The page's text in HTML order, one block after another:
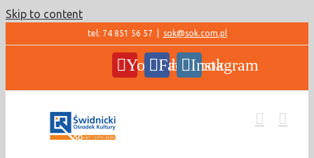
Skip to content
tel: 74 851 56 57 sok@sok.com.pl
YouTubeFacebookInstagram